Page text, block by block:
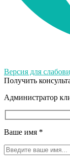
Версия для
Получить
Администратор
Ваше имя *